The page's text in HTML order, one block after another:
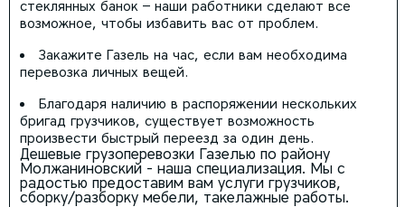
стеклянных банок – наши работники сделают все
возможное, чтобы избавить вас от проблем.
Закажите Газель на час, если вам необходима
перевозка личных вещей.
Благодаря наличию в распоряжении нескольких
бригад грузчиков, существует возможность
произвести быстрый переезд за один день.
Дешевые грузоперевозки Газелью по району
Молжаниновский - наша специализация. Мы с
радостью предоставим вам услуги грузчиков,
сборку/разборку мебели, такелажные работы.